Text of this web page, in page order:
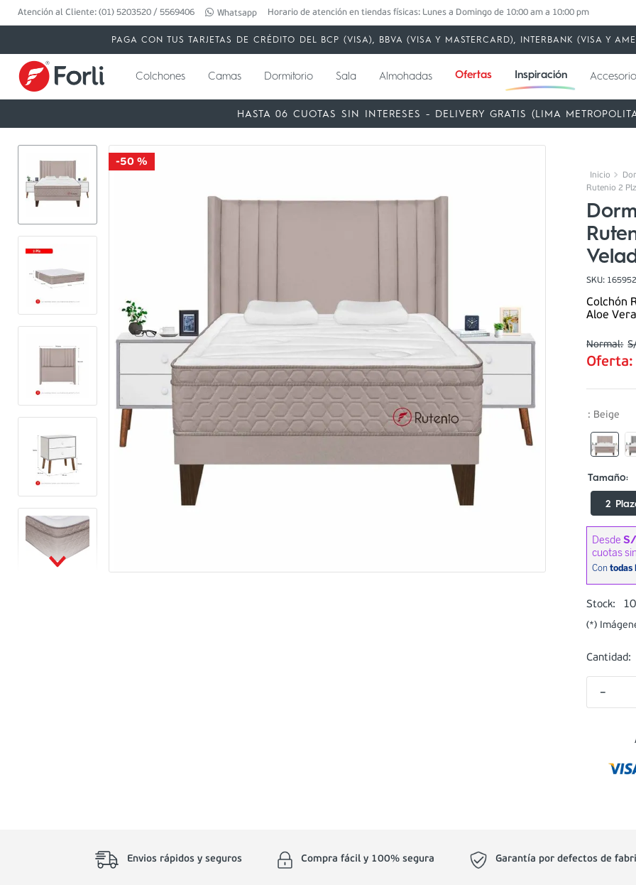
Atención al Cliente: (01) 5203520 / 5569406 Whatsapp Horario de atención en tiendas físicas: Lunes a Domingo de 10:00 am a 10:00 pm
PAGA CON TUS TARJETAS DE CRÉDITO DEL BCP (VISA), BBVA (VISA Y MASTERCARD), INTERBANK (VISA Y
Colchones Camas Dormitorio Sala Almohadas Ofertas Inspiración
HASTA 06 CUOTAS SIN INTERESES - DELIVERY GRATIS (LIMA
-50 %
Rutenio 2
SKU: 165952
Colchón
Aloe
: Beige
2
Stock: 10
(*)
Cantidad:
－
Envios rápidos y seguros Compra fácil y 100% segura Garantía por defectos de